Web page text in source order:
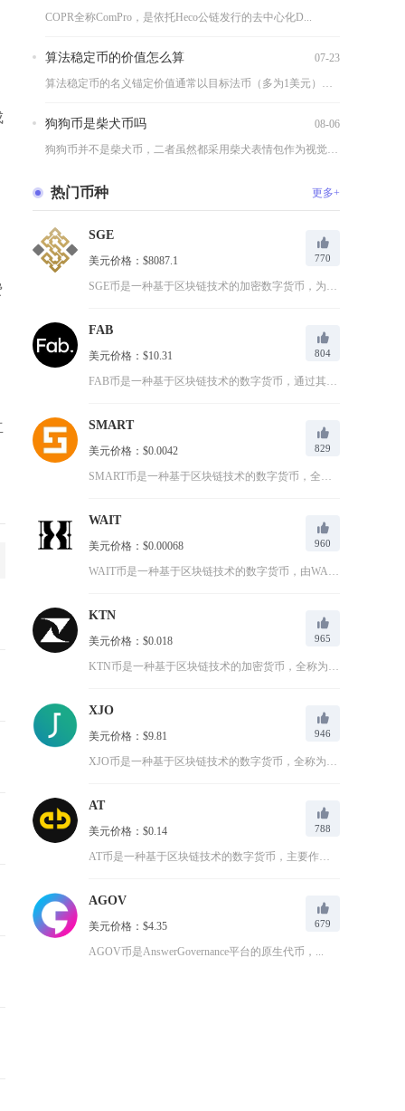
COPR全称ComPro，是依托Heco公链发行的去中心化D...
算法稳定币的价值怎么算 07-23
算法稳定币的名义锚定价值通常以目标法币（多为1美元）为定价基...
狗狗币是柴犬币吗 08-06
狗狗币并不是柴犬币，二者虽然都采用柴犬表情包作为视觉标识，同...
热门币种 更多+
SGE
美元价格：$8087.1 770
SGE币是一种基于区块链技术的加密数字货币，为用户提供一个去...
FAB
美元价格：$10.31 804
FAB币是一种基于区块链技术的数字货币，通过其独特的技术架构...
SMART
美元价格：$0.0042 829
SMART币是一种基于区块链技术的数字货币，全称为Smart...
WAIT
美元价格：$0.00068 960
WAIT币是一种基于区块链技术的数字货币，由WAIT智能钱包...
KTN
美元价格：$0.018 965
KTN币是一种基于区块链技术的加密货币，全称为Kattana...
XJO
美元价格：$9.81 946
XJO币是一种基于区块链技术的数字货币，全称为焦耳币(XJO...
AT
美元价格：$0.14 788
AT币是一种基于区块链技术的数字货币，主要作为ABCC交易所...
AGOV
美元价格：$4.35 679
AGOV币是AnswerGovernance平台的原生代币，...